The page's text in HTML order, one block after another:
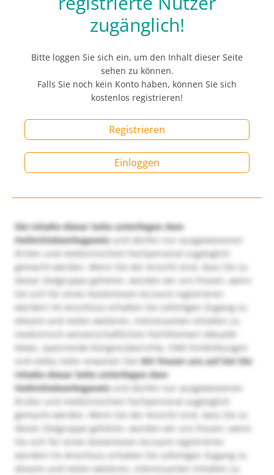
zugänglich!
Bitte loggen Sie sich ein, um den Inhalt dieser Seite
sehen zu können.
Falls Sie noch kein Konto haben, können Sie sich
kostenlos registrieren!
Registrieren
Einloggen
Die Inhalte dieser Seite unterliegen dem
Heilmittelwerbegesetzund dürfen nur ausgewiesenen
Ärzten und medizinischem Fachpersonal zugänglich
gemacht werden. Wenn Sie der Ansicht sind, dass Sie zu
dieser Zielgruppe gehören, würden wir uns freuen, wenn
Sie sich für einen kostenlosen Account registrieren
würden! Im Anschluss erhalten Sie sofortigen Zugang zu
diesem und vielen weiteren, interessanten Inhalten zu
medizinisch-wissenschaftlichen Fachthemen! Aktuelle
News, spannende Kongressberichte, CME-Fortbildungen
und vieles mehr erwarten Sie!Wir freuen uns auf Sie! Die
Inhalte dieser Seite unterliegen dem
Heilmittelwerbegesetzund dürfen nur ausgewiesenen
Ärzten und medizinischem Fachpersonal zugänglich
gemacht werden. Wenn Sie der Ansicht sind, dass Sie zu
dieser Zielgruppe gehören, würden wir uns freuen, wenn
Sie sich für einen kostenlosen Account registrieren
würden! Im Anschluss erhalten Sie sofortigen Zugang zu
diesem und vielen weiteren, interessanten Inhalten zu